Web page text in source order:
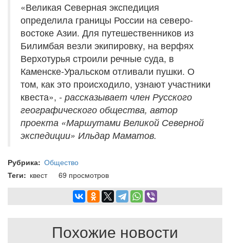
«Великая Северная экспедиция
определила границы России на северо-
востоке Азии. Для путешественников из
Билимбая везли экипировку, на верфях
Верхотурья строили речные суда, в
Каменске-Уральском отливали пушки. О
том, как это происходило, узнают участники
квеста», - рассказывает член Русского
географического общества, автор
проекта «Маршутами Великой Северной
экспедиции» Ильдар Маматов.
Рубрика Общество
Теги
квест 69 просмотров
Похожие новости